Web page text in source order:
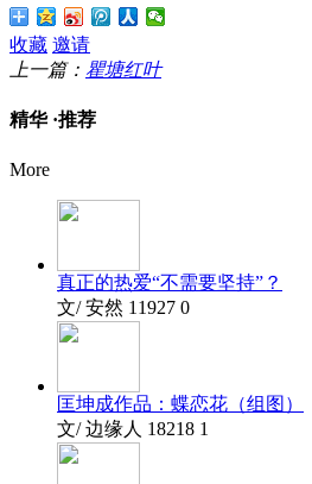
收藏 邀请
上一篇： 瞿塘红叶
精华 ·推荐
More
真正的热爱“不需要坚持”？
文/ 安然 11927 0
匡坤成作品：蝶恋花（组图）
文/ 边缘人 18218 1